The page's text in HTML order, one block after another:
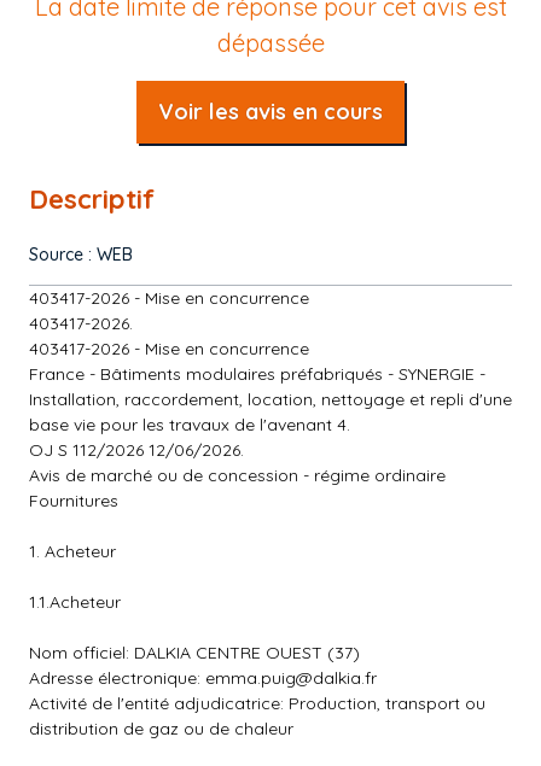
La date limite de réponse pour cet avis est
dépassée
Voir les avis en cours
Descriptif
Source : WEB
403417-2026 - Mise en concurrence
403417-2026.
403417-2026 - Mise en concurrence
France - Bâtiments modulaires préfabriqués - SYNERGIE -
Installation, raccordement, location, nettoyage et repli d'une
base vie pour les travaux de l'avenant 4.
OJ S 112/2026 12/06/2026.
Avis de marché ou de concession - régime ordinaire
Fournitures
1. Acheteur
1.1.Acheteur
Nom officiel: DALKIA CENTRE OUEST (37)
Adresse électronique: emma.puig@dalkia.fr
Activité de l'entité adjudicatrice: Production, transport ou
distribution de gaz ou de chaleur